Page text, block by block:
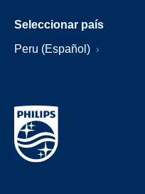
Seleccionar país
Peru (Español)